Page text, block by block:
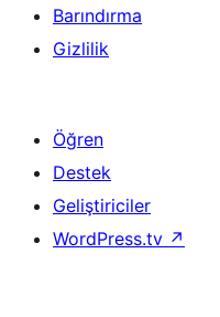
Barındırma
Gizlilik
Öğren
Destek
Geliştiriciler
WordPress.tv ↗